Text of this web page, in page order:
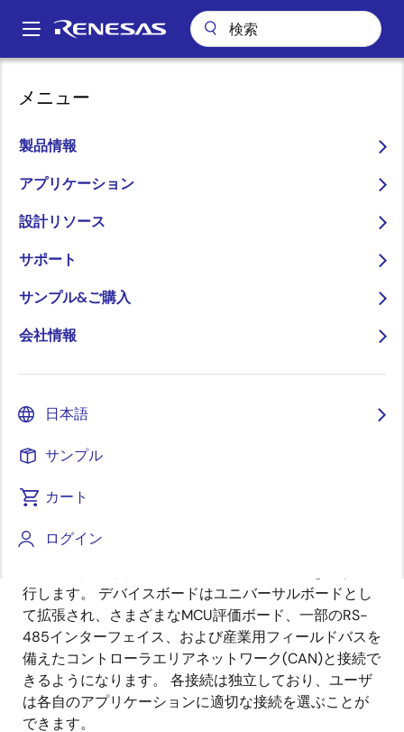
ン
Main
メニュー
製品情報
アプリケーション
設計リソース
サポート
サンプル&ご購入
会社情報
日本語
サンプル
カート
ログイン
パ
ン
く
ず
産業用センサネットワーク
産業用センサネットワーク
概要
概
要
説明
説
明
温度コントローラ、トランスミッタ、データロガー等
の用途向けの産業用センサネットワークのトータルソ
リューションです。 IO-Linkアプリケーションの場合、
センシングパラメータ設定はユーザの IO-Linkマスター
行します。 デバイスボードはユニバーサルボードとし
て拡張され、さまざまなMCU評価ボード、一部のRS-
485インターフェイス、および産業用フィールドバスを
備えたコントローラエリアネットワーク(CAN)と接続で
きるようになります。 各接続は独立しており、ユーザ
は各自のアプリケーションに適切な接続を選ぶことが
できます。